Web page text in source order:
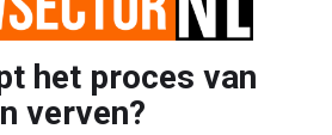
het proces van
verven?